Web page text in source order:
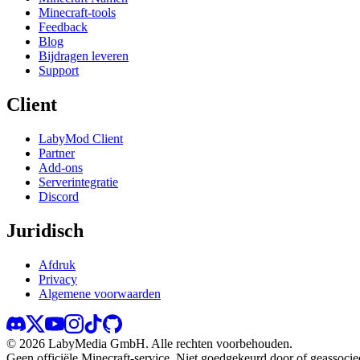
Minecraft-tools
Feedback
Blog
Bijdragen leveren
Support
Client
LabyMod Client
Partner
Add-ons
Serverintegratie
Discord
Juridisch
Afdruk
Privacy
Algemene voorwaarden
© 2026 LabyMedia GmbH. Alle rechten voorbehouden.